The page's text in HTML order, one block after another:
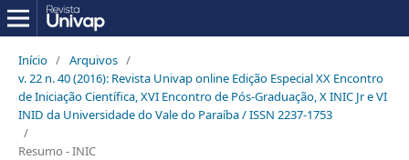
Início / Arquivos /
v. 22 n. 40 (2016): Revista Univap online Edição Especial XX Encontro
de Iniciação Científica, XVI Encontro de Pós-Graduação, X INIC Jr e VI
INID da Universidade do Vale do Paraíba / ISSN 2237-1753
/
Resumo - INIC